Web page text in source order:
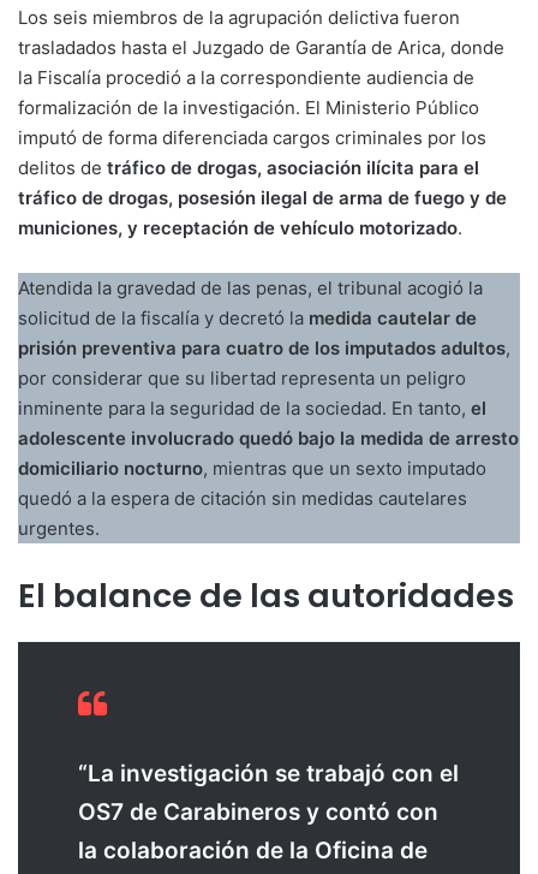
Los seis miembros de la agrupación delictiva fueron
trasladados hasta el Juzgado de Garantía de Arica, donde
la Fiscalía procedió a la correspondiente audiencia de
formalización de la investigación. El Ministerio Público
imputó de forma diferenciada cargos criminales por los
delitos de tráfico de drogas, asociación ilícita para el
tráfico de drogas, posesión ilegal de arma de fuego y de
municiones, y receptación de vehículo motorizado.
Atendida la gravedad de las penas, el tribunal acogió la
solicitud de la fiscalía y decretó la medida cautelar de
prisión preventiva para cuatro de los imputados adultos,
por considerar que su libertad representa un peligro
inminente para la seguridad de la sociedad. En tanto, el
adolescente involucrado quedó bajo la medida de arresto
domiciliario nocturno, mientras que un sexto imputado
quedó a la espera de citación sin medidas cautelares
urgentes.
El balance de las autoridades
“La investigación se trabajó con el
OS7 de Carabineros y contó con
la colaboración de la Oficina de